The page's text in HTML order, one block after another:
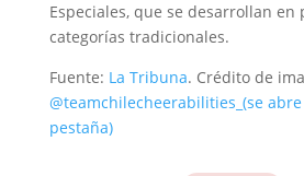
Especiales, que se desarrollan en
categorías tradicionales.
Fuente: La Tribuna. Crédito de
@teamchilecheerabilities_ (se
pestaña)